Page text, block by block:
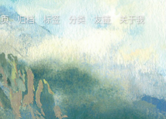
归档 标签 分类 友链 关于我